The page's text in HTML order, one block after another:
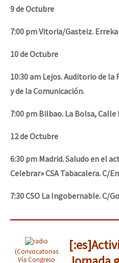
9 de Octubre
7:00 pm Vitoria/Gasteiz.
10 de Octubre
10:30 am Lejos. Auditorio de la
y de la Comunicación.
7:00 pm Bilbao. La Bolsa,
12 de Octubre
6:30 pm Madrid. Saludo en el
Celebrar» CSA Tabacalera. C/
7:30 CSO La Ingobernable. C/
(Convocatorias
Vía Congreso